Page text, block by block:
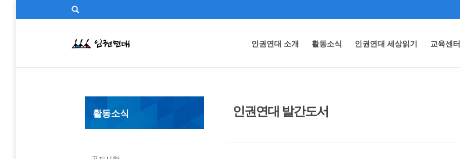
인권연대 소개 활동소식 인권연대 세상읽기 교육센터
활동소식 인권연대 발간도서